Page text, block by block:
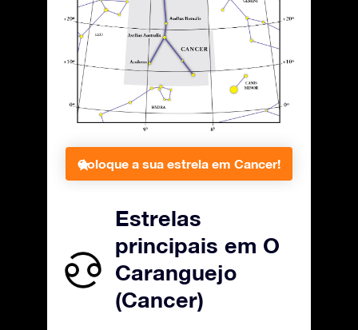
Coloque a sua estrela em Cancer!
Estrelas
principais em O
Caranguejo
(Cancer)